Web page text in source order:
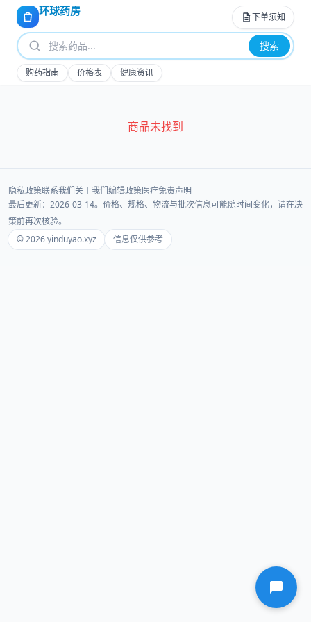
环球药房 下单须知
搜索
购药指南 价格表 健康资讯
商品未找到
隐私政策联系我们关于我们编辑政策医疗免责声明
最后更新：2026-03-14。价格、规格、物流与批次信息可能随时间变化，请在决
策前再次核验。
© 2026 yinduyao.xyz
信息仅供参考